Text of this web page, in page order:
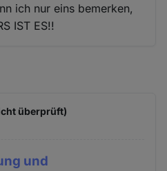
ich nur eins bemerken,
IST ES!!
überprüft)
und